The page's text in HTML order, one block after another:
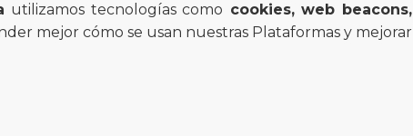
utilizamos tecnologías como cookies, web beacons,
mejor cómo se usan nuestras Plataformas y mejorar